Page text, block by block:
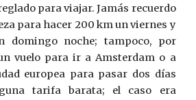
para viajar. Jamás recuerdo
para hacer 200 km un viernes y
domingo noche; tampoco, por
vuelo para ir a Amsterdam o a
europea para pasar dos días
tarifa barata; el caso era